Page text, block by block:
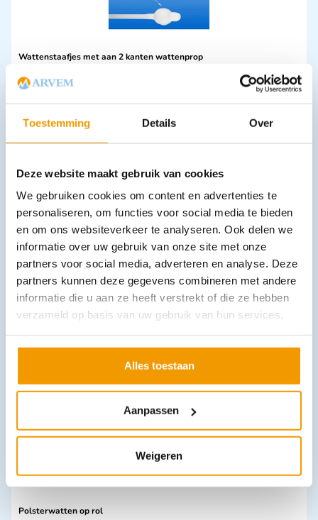
Toestemming Details Over
Deze website maakt gebruik van cookies
We gebruiken cookies om content en advertenties te
personaliseren, om functies voor social media te bieden
en om ons websiteverkeer te analyseren. Ook delen we
informatie over uw gebruik van onze site met onze
partners voor social media, adverteren en analyse. Deze
partners kunnen deze gegevens combineren met andere
informatie die u aan ze heeft verstrekt of die ze hebben
verzameld op basis van uw gebruik van hun services.
Alles toestaan
Aanpassen
Weigeren
Wattenstaafjes met aan 2 kanten wattenprop
0.95 excl. btw
Oogcompressen NOBALUMENAL
€4,25 – €9,72 incl. btw
3.51 excl. btw
Opties bekijken
Leverbaar
Polsterwatten op rol